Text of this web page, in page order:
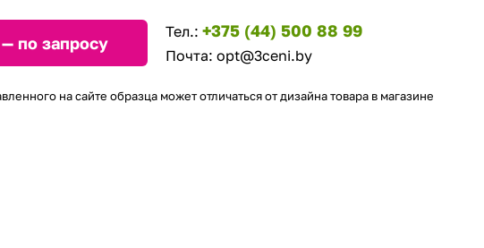
по запросу
Тел.: +375 (44) 500 88 99
Почта: opt@3ceni.by
на сайте образца может отличаться от дизайна товара в магазине